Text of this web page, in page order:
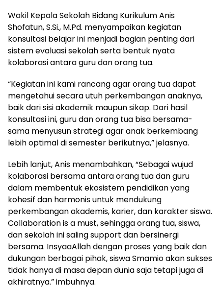
Wakil Kepala Sekolah Bidang Kurikulum Anis
Shofatun, S.Si., M.Pd. menyampaikan kegiatan
konsultasi belajar ini menjadi bagian penting dari
sistem evaluasi sekolah serta bentuk nyata
kolaborasi antara guru dan orang tua.
“Kegiatan ini kami rancang agar orang tua dapat
mengetahui secara utuh perkembangan anaknya,
baik dari sisi akademik maupun sikap. Dari hasil
konsultasi ini, guru dan orang tua bisa bersama-
sama menyusun strategi agar anak berkembang
lebih optimal di semester berikutnya,” jelasnya.
Lebih lanjut, Anis menambahkan, “Sebagai wujud
kolaborasi bersama antara orang tua dan guru
dalam membentuk ekosistem pendidikan yang
kohesif dan harmonis untuk mendukung
perkembangan akademis, karier, dan karakter siswa.
Collaboration is a must, sehingga orang tua, siswa,
dan sekolah ini saling support dan bersinergi
bersama. InsyaaAllah dengan proses yang baik dan
dukungan berbagai pihak, siswa Smamio akan sukses
tidak hanya di masa depan dunia saja tetapi juga di
akhiratnya.” imbuhnya.